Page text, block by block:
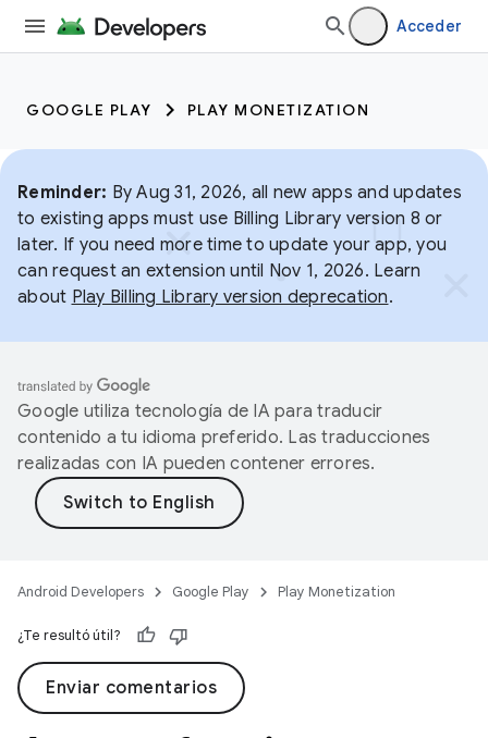
Acceder
GOOGLE PLAY PLAY MONETIZATION
Reminder: By Aug 31, 2026, all new apps and updates
to existing apps must use Billing Library version 8 or
later. If you need more time to update your app, you
can request an extension until Nov 1, 2026. Learn
about Play Billing Library version deprecation.
Google utiliza tecnología de IA para traducir
contenido a tu idioma preferido. Las traducciones
realizadas con IA pueden contener errores.
Android Developers Google Play Play Monetization
¿Te resultó útil?
Enviar comentarios